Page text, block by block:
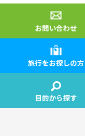
お問い合わせ
旅行をお探しの方
目的から探す